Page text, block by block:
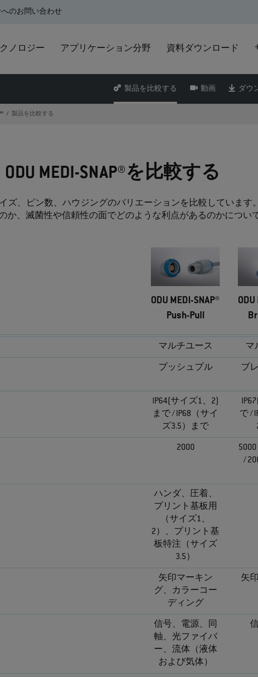
のお問い合わせ
ノロジー アプリケーション分野 資料ダウンロード
製品を比較する 動画 ダウ
製品を比較する
ODU MEDI-SNAP®を比較する
イズ、ピン数、ハウジングのバリエーションを比較していま
か、滅菌性や信頼性の面でどのような利点があるのかについ
ODU MEDI-SNAP®
Push-Pull
ODU
マルチユース マ
プッシュプル
ブ
IP64(サイズ1、2)
まで / IP68（サイ
ズ3.5）まで
で /
2000
/
ハンダ、圧着、
プリント基板用
（サイズ1、
2）、プリント基
板特注（サイズ
3.5）
矢印マーキン
グ、カラーコー
ディング
矢
信号、電源、同
軸、光ファイバ
ー、流体（液体
および気体）